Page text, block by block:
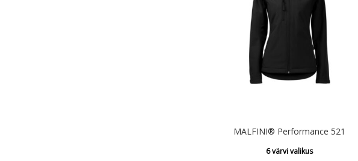
MALFINI® Performance 521
6 värvi valikus